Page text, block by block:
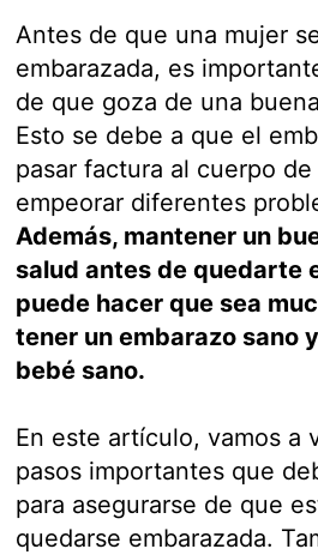
Antes de que una mujer
embarazada, es
de que goza de una
Esto se debe a que el
pasar factura al cuerpo
empeorar diferentes
Además, mantener un
salud antes de quedarte
puede hacer que sea
tener un embarazo sano
bebé sano.
En este artículo, vamos a
pasos importantes que
para asegurarse de que
quedarse embarazada.